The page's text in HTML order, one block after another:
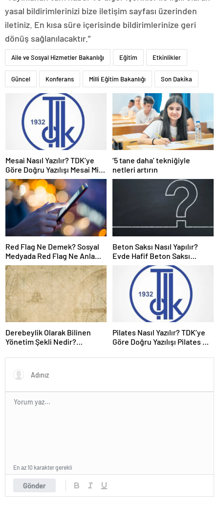
yasal bildirimlerinizi bize iletişim sayfası üzerinden
iletiniz. En kısa süre içerisinde bildirimlerinize geri
dönüş sağlanılacaktır.”
Aile ve Sosyal Hizmetler Bakanlığı Eğitim Etkinlikler
Güncel Konferans Milli Eğitim Bakanlığı Son Dakika
Mesai Nasıl Yazılır? TDK’ye
Göre Doğru Yazılışı Mesai Mi,
Mesayi Mi?
‘5 tane daha’ tekniğiyle
netleri artırın
Red Flag Ne Demek? Sosyal
Medyada Red Flag Ne Anlama
Gelir?
Beton Saksı Nasıl Yapılır?
Evde Hafif Beton Saksı
Yapımı Malzemeleri
Derebeylik Olarak Bilinen
Yönetim Şekli Nedir?
Şeklidir?
Pilates Nasıl Yazılır? TDK’ye
Göre Doğru Yazılışı Pilates Mi
Gönder
En az 10 karakter gerekli